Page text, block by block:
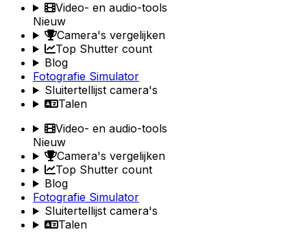
Video- en audio-tools
Nieuw
Camera's vergelijken
Top Shutter count
Blog
Fotografie Simulator
Sluitertellijst camera's
Talen
Video- en audio-tools
Nieuw
Camera's vergelijken
Top Shutter count
Blog
Fotografie Simulator
Sluitertellijst camera's
Talen